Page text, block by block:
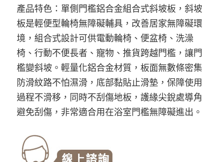
產品特色：單側門檻鋁合金組合式斜坡板，斜坡
板是輕便型輪椅無障礙輔具，改善居家無障礙環
境，組合式設計可供電動輪椅、便盆椅、洗澡
椅、行動不便長者、寵物、推貨跨越門檻，讓門
檻變斜坡。輕量化鋁合金材質，板面無數條密集
防滑紋路不怕濕滑，底部黏貼止滑墊，保障使用
過程不滑移，同時不刮傷地板，護緣尖銳處導角
避免刮傷，非常適合用在浴室門檻無障礙進出。